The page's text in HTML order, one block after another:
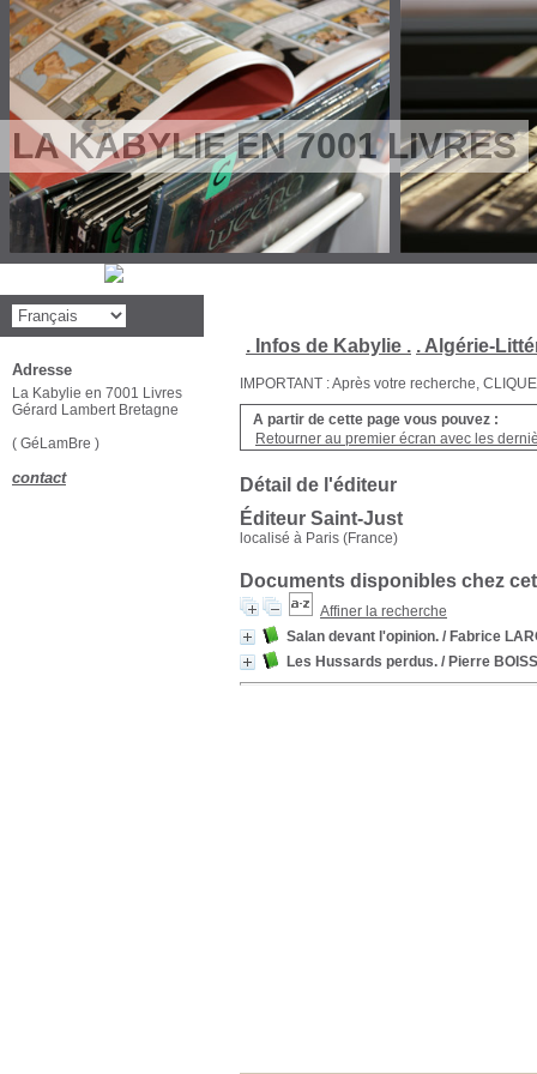
LA KABYLIE EN 7001 LIVRES
. Infos de Kabylie . . Algérie-
IMPORTANT : Après votre recherche,
A partir de cette page vous pouvez :
Retourner au premier écran avec les
Détail de l'éditeur
Éditeur Saint-Just
localisé à Paris (France)
Documents disponibles chez
Affiner la recherche
Salan devant l'opinion. / Fabrice
Les Hussards perdus. / Pierre
Adresse
La Kabylie en 7001 Livres
Gérard Lambert Bretagne
( GéLamBre )
contact